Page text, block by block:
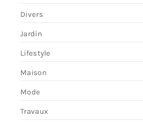
Divers
Jardin
Lifestyle
Maison
Mode
Travaux